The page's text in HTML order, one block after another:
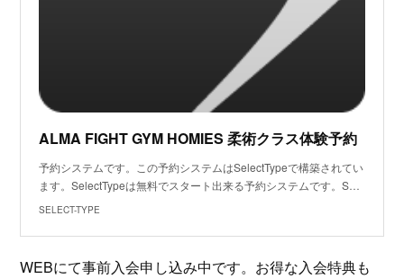
ALMA FIGHT GYM HOMIES 柔術クラス体験予約
予約システムです。この予約システムはSelectTypeで構築されてい
ます。SelectTypeは無料でスタート出来る予約システムです。S…
SELECT-TYPE
WEBにて事前入会申し込み中です。お得な入会特典も